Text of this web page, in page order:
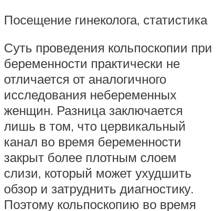
Посещение гинеколога, статистика
Суть проведения кольпоскопии при
беременности практически не
отличается от аналогичного
исследования небеременных
женщин. Разница заключается
лишь в том, что цервикальный
канал во время беременности
закрыт более плотным слоем
слизи, который может ухудшить
обзор и затруднить диагностику.
Поэтому кольпоскопию во время